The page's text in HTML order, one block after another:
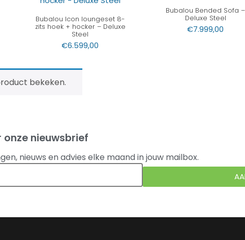
Bubalou Icon loungeset 8-
zits hoek + hocker – Deluxe
Steel
€6.599,00
Bubalou Bended Sofa –
Deluxe Steel
€7.999,00
bekeken.
onze nieuwsbrief
nieuws en advies elke maand in jouw mailbox.